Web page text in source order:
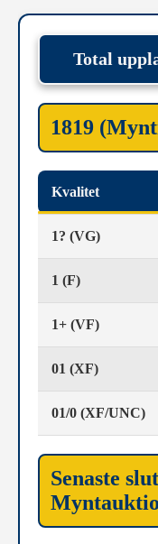
Total
1819
Kvalitet
1? (VG)
1 (F)
1+ (VF)
01 (XF)
01/0 (XF/UNC)
Senaste